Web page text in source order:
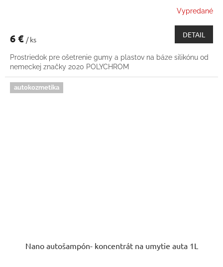
Vypredané
6 € / ks
DETAIL
Prostriedok pre ošetrenie gumy a plastov na báze silikónu od
nemeckej značky 2020 POLYCHROM
autokozmetika
Nano autošampón- koncentrát na umytie auta 1L